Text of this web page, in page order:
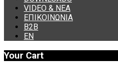
VIDEO & ΝΕΑ
ΕΠΙΚΟΙΝΩΝΙΑ
B2B
ΕΝ
Your Cart